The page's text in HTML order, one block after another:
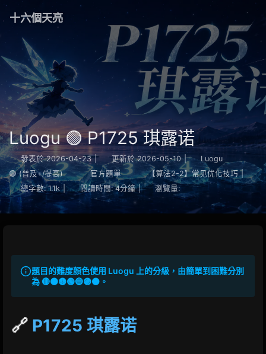
十六個天亮
Luogu 🟢 P1725 琪露诺
發表於 2026-04-23 | 更新於 2026-05-10 |
Luogu
🟢 (普及+/提高)
官方題單 【算法2-2】常见优化技巧 |
總字數: 1.1k | 閱讀時間: 4分鐘 | 瀏覽量:
題目的難度顏色使用 Luogu 上的分級，由簡單到困難分別
為 🔴🟠🟡🟢🔵🟣⚫。
🔗 P1725 琪露诺